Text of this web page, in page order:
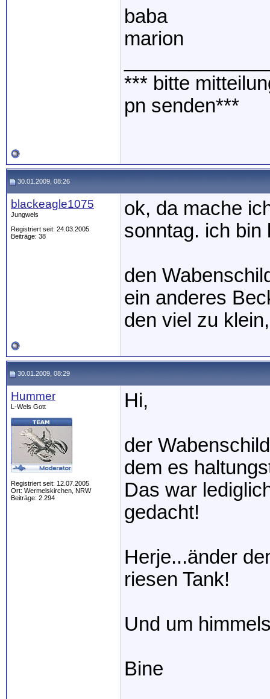
baba
marion
*** bitte
pn senden***
30.01.2009, 08:26
blackeagle1075
Jungwels
Registriert seit: 24.03.2005
Beiträge: 38
ok, da mache
sonntag. ich bin
den
ein anderes
den viel zu
30.01.2009, 08:29
Hummer
L-Wels Gott
Registriert seit: 12.07.2005
Ort: Wermelskirchen, NRW
Beiträge: 2.294
Hi,
der
dem es
Das war
gedacht!
Herje...änder
riesen Tank!
Und um
Bine